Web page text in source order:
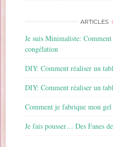
ARTICLES
Je suis Minimaliste: Comment
congélation
DIY: Comment réaliser un
DIY: Comment réaliser un
Comment je fabrique mon gel
Je fais pousser… Des Fanes